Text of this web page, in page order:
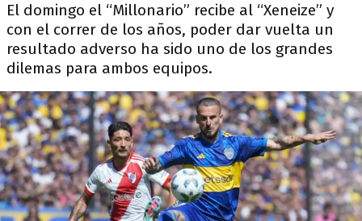
El domingo el “Millonario” recibe al “Xeneize” y
con el correr de los años, poder dar vuelta un
resultado adverso ha sido uno de los grandes
dilemas para ambos equipos.